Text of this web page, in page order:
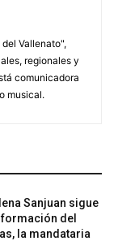
Vallenato",
regionales y
comunicadora
musical.
Sanjuan sigue
del
la mandataria